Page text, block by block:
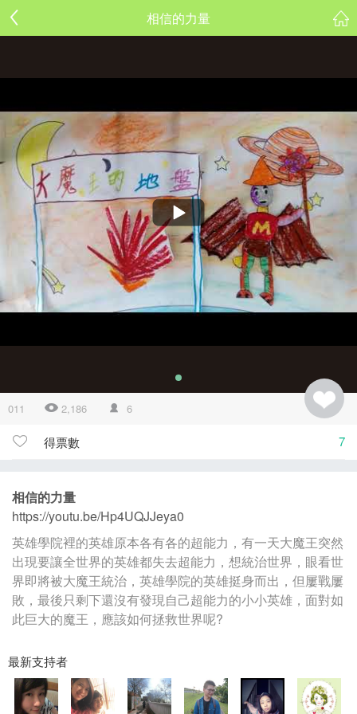
相信的力量
011 2,186 6
得票數 7
相信的力量
https://youtu.be/Hp4UQJJeya0
英雄學院裡的英雄原本各有各的超能力，有一天大魔王突然
出現要讓全世界的英雄都失去超能力，想統治世界，眼看世
界即將被大魔王統治，英雄學院的英雄挺身而出，但屢戰屢
敗，最後只剩下還沒有發現自己超能力的小小英雄，面對如
此巨大的魔王，應該如何拯救世界呢?
最新支持者